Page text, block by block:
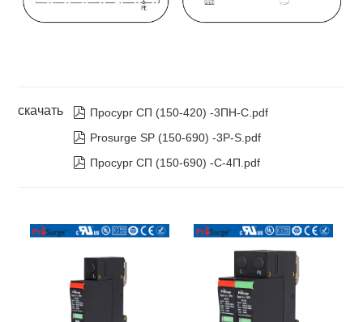
скачать  Просург СП (150-420) -3ПН-С.pdf
 Prosurge SP (150-690) -3P-S.pdf
 Просург СП (150-690) -С-4П.pdf